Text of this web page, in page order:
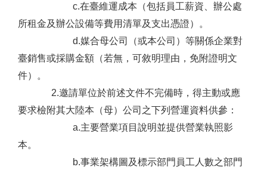
c.在臺維運成本（包括員工薪資、辦公處
所租金及辦公設備等費用清單及支出憑證）。
d.媒合母公司（或本公司）等關係企業對
臺銷售或採購金額（若無，可敘明理由，免附證明文
件）。
2.邀請單位於前述文件不完備時，得主動或應
要求檢附其大陸本（母）公司之下列營運資料供參：
a.主要營業項目說明並提供營業執照影
本。
b.事業架構圖及標示部門員工人數之部門